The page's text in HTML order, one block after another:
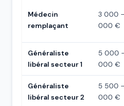
Médecin
remplaçant
3 000
000 €
Généraliste
libéral secteur 1
5 000
000 €
Généraliste
libéral secteur 2
5 500
000 €